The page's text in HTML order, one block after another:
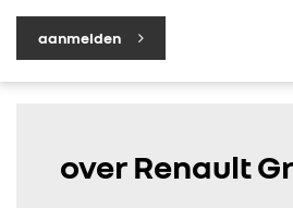
aanmelden
over Renault